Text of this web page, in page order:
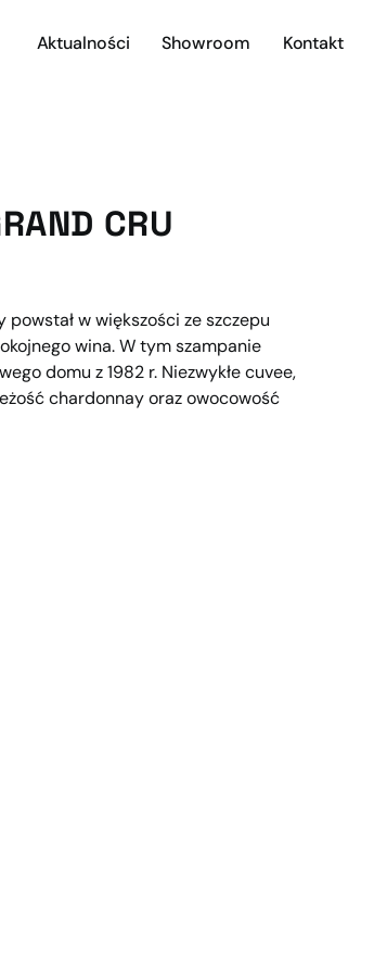
Aktualności Showroom Kontakt
CRU
w większości ze szczepu
wina. W tym szampanie
domu z 1982 r. Niezwykłe cuvee,
chardonnay oraz owocowość